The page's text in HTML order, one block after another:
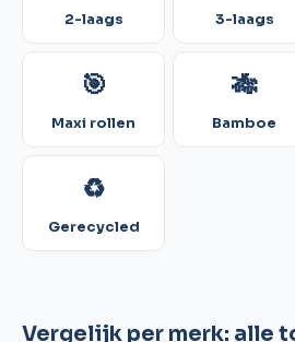
2-laags 3-laags
🎯
Maxi rollen
🎋
Bamboe
♻️
Gerecycled
Vergelijk per merk: alle